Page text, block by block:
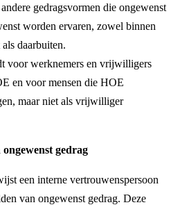
gedragsvormen die ongewenst
worden ervaren, zowel binnen
daarbuiten.
voor werknemers en vrijwilligers
en voor mensen die HOE
maar niet als vrijwilliger
gedrag
een interne vertrouwenspersoon
van ongewenst gedrag. Deze